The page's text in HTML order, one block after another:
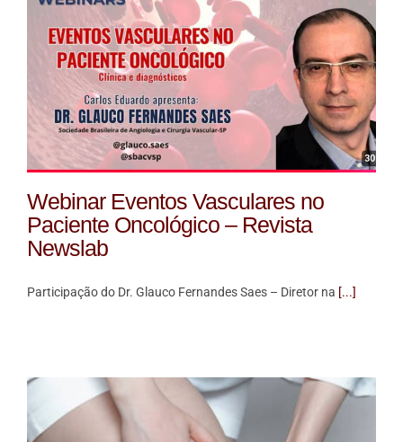
Webinar Eventos Vasculares no
Paciente Oncológico – Revista
Newslab
Participação do Dr. Glauco Fernandes Saes – Diretor na [...]